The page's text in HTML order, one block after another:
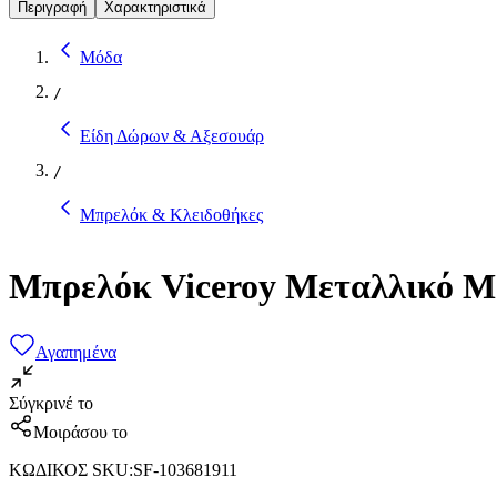
Περιγραφή Χαρακτηριστικά
Μόδα
/
Είδη Δώρων & Αξεσουάρ
/
Μπρελόκ & Κλειδοθήκες
Μπρελόκ Viceroy Μεταλλικό
Αγαπημένα
Σύγκρινέ το
Μοιράσου το
ΚΩΔΙΚΟΣ SKU:SF-103681911